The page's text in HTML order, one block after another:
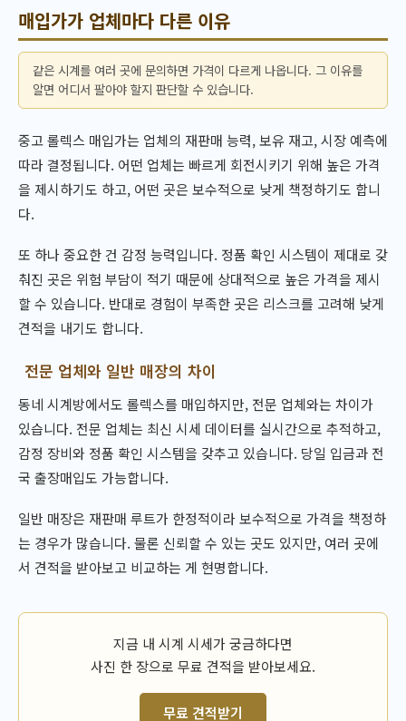
매입가가 업체마다 다른 이유
같은 시계를 여러 곳에 문의하면 가격이 다르게 나옵니다. 그 이유를
알면 어디서 팔아야 할지 판단할 수 있습니다.
중고 롤렉스 매입가는 업체의 재판매 능력, 보유 재고, 시장 예측에
따라 결정됩니다. 어떤 업체는 빠르게 회전시키기 위해 높은 가격
을 제시하기도 하고, 어떤 곳은 보수적으로 낮게 책정하기도 합니
다.
또 하나 중요한 건 감정 능력입니다. 정품 확인 시스템이 제대로 갖
춰진 곳은 위험 부담이 적기 때문에 상대적으로 높은 가격을 제시
할 수 있습니다. 반대로 경험이 부족한 곳은 리스크를 고려해 낮게
견적을 내기도 합니다.
전문 업체와 일반 매장의 차이
동네 시계방에서도 롤렉스를 매입하지만, 전문 업체와는 차이가
있습니다. 전문 업체는 최신 시세 데이터를 실시간으로 추적하고,
감정 장비와 정품 확인 시스템을 갖추고 있습니다. 당일 입금과 전
국 출장매입도 가능합니다.
일반 매장은 재판매 루트가 한정적이라 보수적으로 가격을 책정하
는 경우가 많습니다. 물론 신뢰할 수 있는 곳도 있지만, 여러 곳에
서 견적을 받아보고 비교하는 게 현명합니다.
지금 내 시계 시세가 궁금하다면
사진 한 장으로 무료 견적을 받아보세요.
무료 견적받기